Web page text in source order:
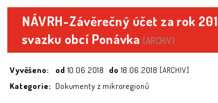
NÁVRH-Závěrečný účet za rok
svazku obcí Ponávka [ARCHIV]
Vyvěšeno: od 10.06.2018 do 18.06.2018 [ARCHIV]
Kategorie: Dokumenty z mikroregionů